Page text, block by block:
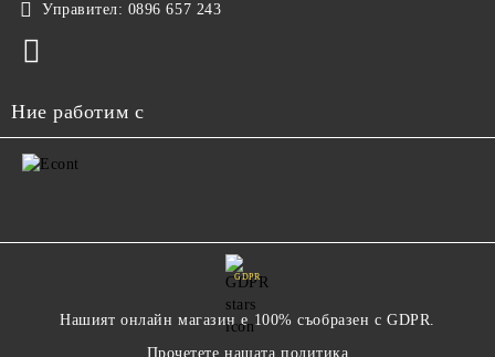
Управител: 0896 657 243
Ние работим с
GDPR
Нашият онлайн магазин е 100% съобразен с GDPR.
Прочетете нашата политика